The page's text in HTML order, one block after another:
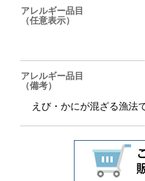
アレルギー品目
（任意表示）
アレルギー品目
（備考）
えび・かにが混ざる漁法